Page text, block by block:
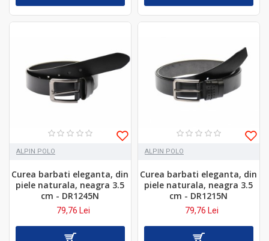
ALPIN POLO
Curea barbati eleganta, din
piele naturala, neagra 3.5
cm - DR1245N
79,76 Lei
ALPIN POLO
Curea barbati eleganta, din
piele naturala, neagra 3.5
cm - DR1215N
79,76 Lei